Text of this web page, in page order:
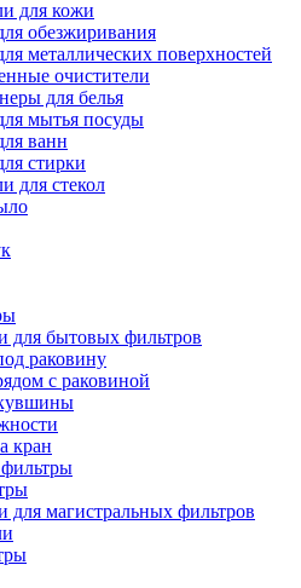
для кожи
обезжиривания
металлических поверхностей
очистители
для белья
мытья посуды
ванн
стирки
для стекол
для бытовых фильтров
раковину
с раковиной
кран
для магистральных фильтров